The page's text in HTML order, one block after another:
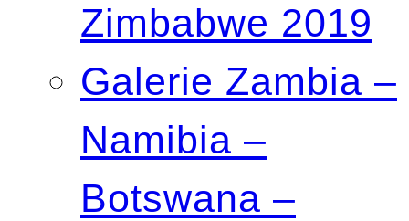
Zimbabwe 2019
Galerie Zambia –
Namibia –
Botswana –